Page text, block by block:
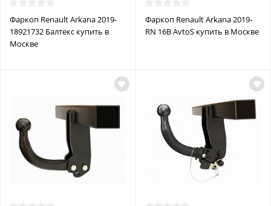
Фаркоп Renault Arkana 2019-
18921732 Балтекс купить в
Москве
Фаркоп Renault Arkana 2019-
RN 16B AvtoS купить в Москве